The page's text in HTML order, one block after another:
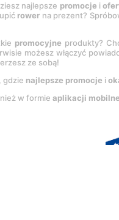
najlepsze promocje i
rower na prezent?
promocyjne produkty?
możesz włączyć
ze sobą!
gdzie najlepsze promocje i
w formie aplikacji